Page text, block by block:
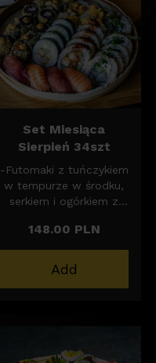
Set Miesiąca
Sierpień 34szt
-Futomaki z tuńczykiem
w tempurze w środku,
serkiem i ogórkiem z
yuzu 6szt
-California krewetki w
panko, ogórek,
ogórkiem, sezamem i
148.00 PLN
Add